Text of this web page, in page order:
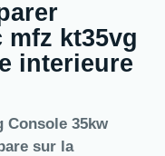
kt35vg
interieure
Console 35kw
sur la